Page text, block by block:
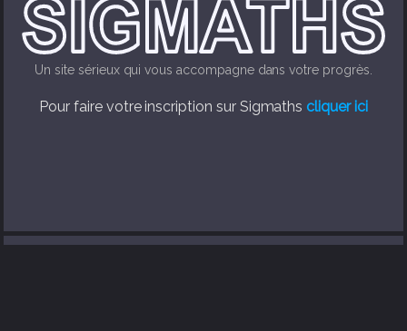
Un site sérieux qui vous accompagne dans votre progrès.
Pour faire votre inscription sur Sigmaths cliquer ici